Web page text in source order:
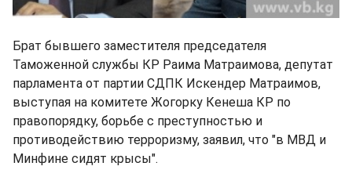
Брат бывшего заместителя председателя
Таможенной службы КР Раима Матраимова, депутат
парламента от партии СДПК Искендер Матраимов,
выступая на комитете Жогорку Кенеша КР по
правопорядку, борьбе с преступностью и
противодействию терроризму, заявил, что "в МВД и
Минфине сидят крысы".